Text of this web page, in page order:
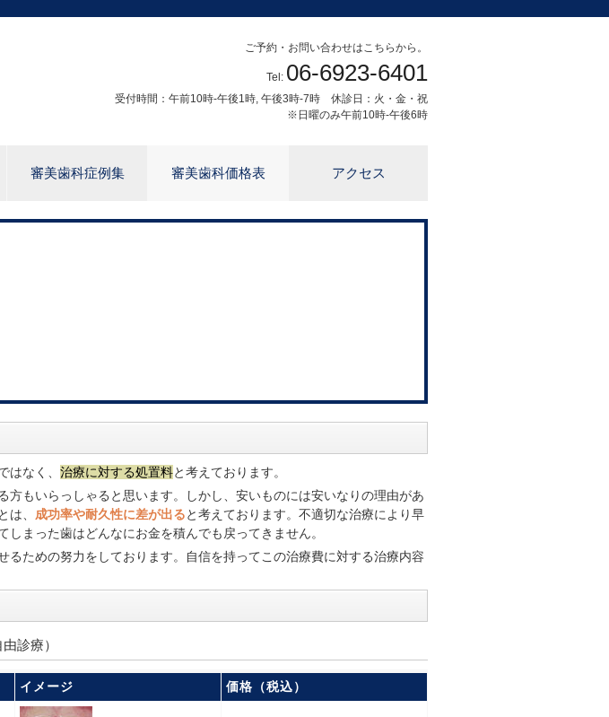
ご予約・お問い合わせはこちらから。
Tel: 06-6923-6401
受付時間：午前10時-午後1時, 午後3時-7時 休診日：火・金・祝
※日曜のみ午前10時-午後6時
審美歯科症例集 審美歯科価格表 アクセス
はなく、 治療に対する処置料と考えております。
方もいらっしゃると思います。しかし、安いものには安いなりの理由があ
は、 成功率や耐久性に差が出ると考えております。不適切な治療により早
しまった歯はどんなにお金を積んでも戻ってきません。
るための努力をしております。自信を持ってこの治療費に対する治療内容
診療）
イメージ 価格（税込）